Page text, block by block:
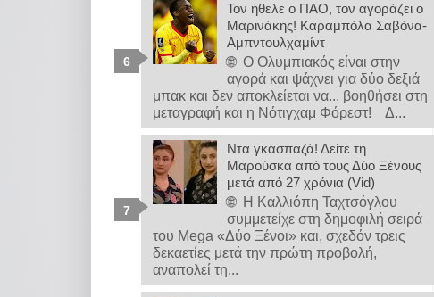
Τον ήθελε ο ΠΑΟ, τον αγοράζει ο
Μαρινάκης! Καραμπόλα Σαβόνα-
Αμπντουλχαμίντ
🌐 Ο Ολυμπιακός είναι στην
αγορά και ψάχνει για δύο δεξιά
μπακ και δεν αποκλείεται να... βοηθήσει στη
μεταγραφή και η Νότιγχαμ Φόρεστ! Δ...
Ντα γκασπαζά! Δείτε τη
Μαρούσκα από τους Δύο Ξένους
μετά από 27 χρόνια (Vid)
🌐 Η Καλλιόπη Ταχτσόγλου
συμμετείχε στη δημοφιλή σειρά
του Mega «Δύο Ξένοι» και, σχεδόν τρεις
δεκαετίες μετά την πρώτη προβολή,
αναπολεί τη...